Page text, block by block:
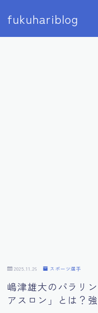
fukuhariblog
MENU
映画
2025.11.26 スポーツ選手
嶋津雄大のパラリ
アスロン」とは？